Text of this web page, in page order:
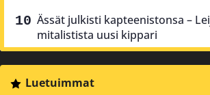
Ässät julkisti kapteenistonsa –
mitalistista uusi kippari
Luetuimmat